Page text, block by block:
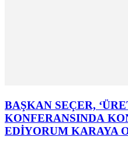
BAŞKAN SEÇER,
KONFERANSINDA
EDİYORUM KARAYA